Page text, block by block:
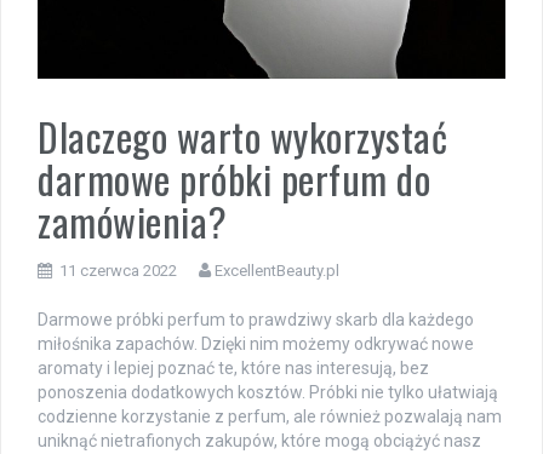
Dlaczego warto wykorzystać
darmowe próbki perfum do
zamówienia?
11 czerwca 2022 ExcellentBeauty.pl
Darmowe próbki perfum to prawdziwy skarb dla każdego
miłośnika zapachów. Dzięki nim możemy odkrywać nowe
aromaty i lepiej poznać te, które nas interesują, bez
ponoszenia dodatkowych kosztów. Próbki nie tylko ułatwiają
codzienne korzystanie z perfum, ale również pozwalają nam
uniknąć nietrafionych zakupów, które mogą obciążyć nasz